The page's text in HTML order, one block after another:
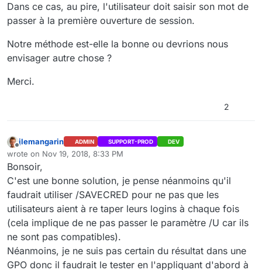
Dans ce cas, au pire, l'utilisateur doit saisir son mot de
passer à la première ouverture de session.
Notre méthode est-elle la bonne ou devrions nous
envisager autre chose ?
Merci.
2
Offline
jlemangarin ADMIN SUPPORT-PROD DEV
wrote on Nov 19, 2018, 8:33 PM
last edited by
Bonsoir,
C'est une bonne solution, je pense néanmoins qu'il
faudrait utiliser /SAVECRED pour ne pas que les
utilisateurs aient à re taper leurs logins à chaque fois
(cela implique de ne pas passer le paramètre /U car ils
ne sont pas compatibles).
Néanmoins, je ne suis pas certain du résultat dans une
GPO donc il faudrait le tester en l'appliquant d'abord à